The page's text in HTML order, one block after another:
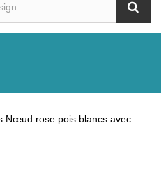
Nœud rose pois blancs avec